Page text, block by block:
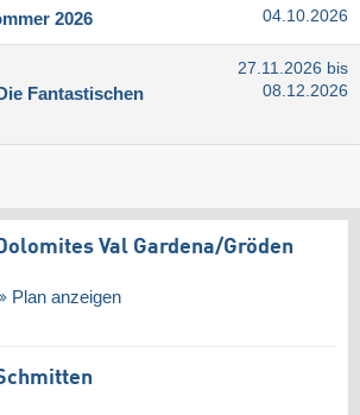
2026
04.10.2026
Fantastischen
27.11.2026 bis
08.12.2026
Dolomites Val Gardena/​Gröden
Plan anzeigen